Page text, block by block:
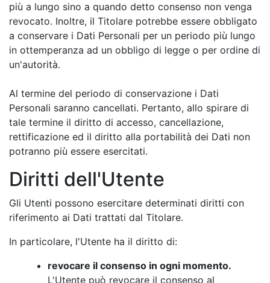
più a lungo sino a quando detto consenso non venga
revocato. Inoltre, il Titolare potrebbe essere obbligato
a conservare i Dati Personali per un periodo più lungo
in ottemperanza ad un obbligo di legge o per ordine di
un'autorità.
Al termine del periodo di conservazione i Dati
Personali saranno cancellati. Pertanto, allo spirare di
tale termine il diritto di accesso, cancellazione,
rettificazione ed il diritto alla portabilità dei Dati non
potranno più essere esercitati.
Diritti dell'Utente
Gli Utenti possono esercitare determinati diritti con
riferimento ai Dati trattati dal Titolare.
In particolare, l'Utente ha il diritto di:
revocare il consenso in ogni momento.
L'Utente può revocare il consenso al